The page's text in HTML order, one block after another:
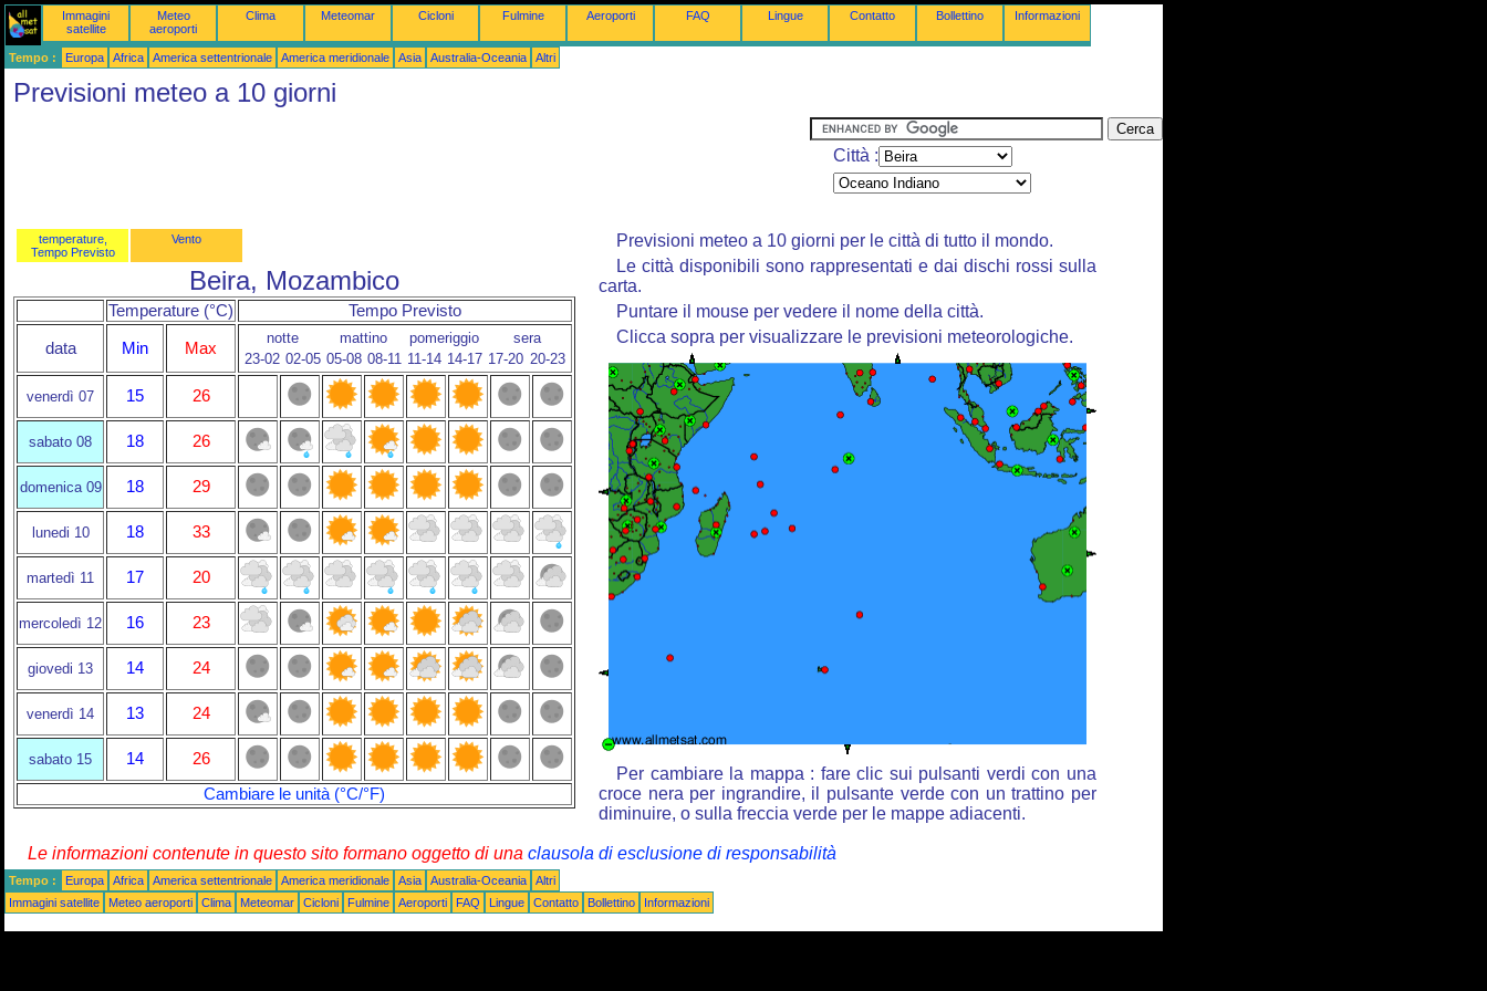
Immagini
satellite
Meteo
aeroporti
Clima Meteomar Cicloni Fulmine Aeroporti FAQ Lingue Contatto Bollettino Informazioni
Tempo : Europa Africa America settentrionale America meridionale Asia Australia-Oceania Altri
Previsioni meteo a 10 giorni
Città :
temperature,
Tempo Previsto
Vento
Beira, Mozambico
Temperature (°C) Tempo Previsto
data Min Max
notte mattino pomeriggio
sera
23-02 02-05 05-08 08-11 11-14 14-17 17-20 20-23
venerdì 07 15 26
sabato 08 18 26
domenica 09 18 29
lunedi 10 18 33
martedì 11 17 20
mercoledì 12 16 23
giovedi 13 14 24
venerdì 14 13 24
sabato 15 14
26
Cambiare le unità (°C/°F)
Previsioni meteo a 10 giorni per le città di tutto il mondo.
Le città disponibili sono rappresentati e dai dischi rossi sulla
carta.
Puntare il mouse per vedere il nome della città.
Clicca sopra per visualizzare le previsioni meteorologiche.
Per cambiare la mappa : fare clic sui pulsanti verdi con una
croce nera per ingrandire, il pulsante verde con un trattino per
diminuire, o sulla freccia verde per le mappe adiacenti.
Le informazioni contenute in questo sito formano oggetto di una clausola di esclusione di responsabilità
Tempo : Europa Africa America settentrionale America meridionale Asia Australia-Oceania
Altri
Immagini satellite
Meteo aeroporti Clima Meteomar Cicloni Fulmine Aeroporti FAQ Lingue Contatto Bollettino Informazioni